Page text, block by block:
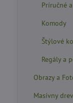
Príručné
Komody
Štýlové
Regály a
Obrazy a
Masívny